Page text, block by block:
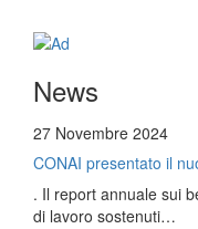
News
27 Novembre 2024
CONAI presentato il
. Il report annuale sui
di lavoro sostenuti…